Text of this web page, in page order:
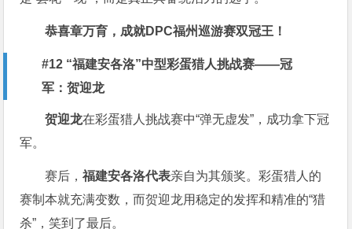
恭喜章万育，成就DPC福州巡游赛双冠王！
#12 “福建安各洛”中型彩蛋猎人挑战赛——冠
军：贺迎龙
贺迎龙在彩蛋猎人挑战赛中“弹无虚发”，成功拿下冠
军。
赛后，福建安各洛代表亲自为其颁奖。彩蛋猎人的
赛制本就充满变数，而贺迎龙用稳定的发挥和精准的“猎
杀”，笑到了最后。